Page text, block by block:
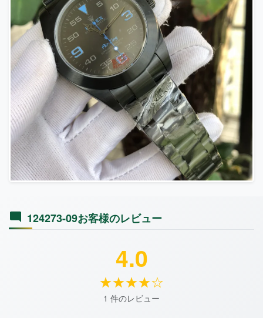
124273-09お客様のレビュー
4.0
★★★★☆
1 件のレビュー